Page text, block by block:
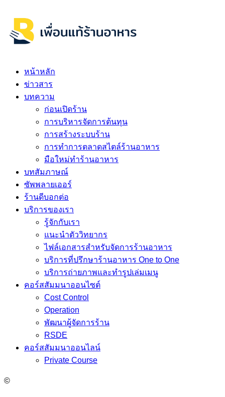
หน้าหลัก
ข่าวสาร
บทความ
ก่อนเปิดร้าน
การบริหารจัดการต้นทุน
การสร้างระบบร้าน
การทำการตลาดสไตล์ร้านอาหาร
มือใหม่ทำร้านอาหาร
บทสัมภาษณ์
ซัพพลายเออร์
ร้านดีบอกต่อ
บริการของเรา
รู้จักกับเรา
แนะนำตัววิทยากร
ไฟล์เอกสารสำหรับจัดการร้านอาหาร
บริการที่ปรึกษาร้านอาหาร One to One
บริการถ่ายภาพและทำรูปเล่มเมนู
คอร์สสัมมนาออนไซต์
Cost Control
Operation
พัฒนาผู้จัดการร้าน
RSDE
คอร์สสัมมนาออนไลน์
Private Course
©